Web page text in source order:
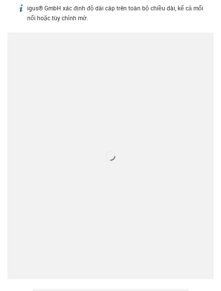
igus-icon-info
igus® GmbH xác định độ dài cáp trên toàn bộ chiều dài, kể cả mối
nối hoặc tùy chỉnh mờ.